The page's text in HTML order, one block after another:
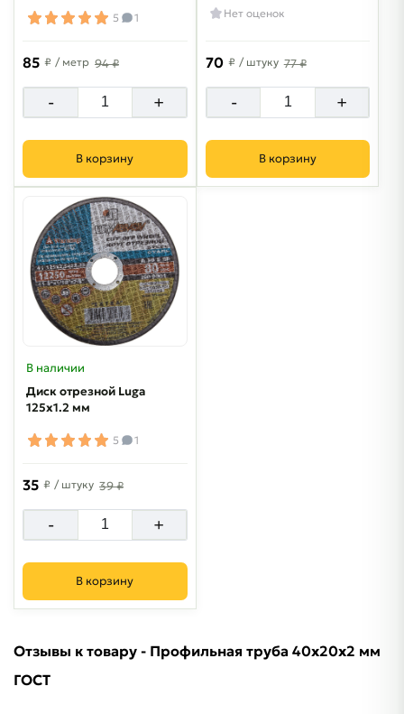
5 1
85 ₽ / метр 94 ₽
- +
В корзину
Нет оценок
70 ₽ / штуку 77 ₽
- +
В корзину
В наличии
Диск отрезной Luga
125х1.2 мм
5 1
35 ₽ / штуку 39 ₽
- +
В корзину
Отзывы к товару - Профильная труба 40х20х2 мм
ГОСТ